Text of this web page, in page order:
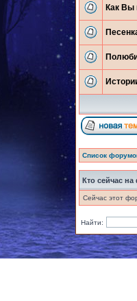
Как Вы
Список
Кто сейчас
Сейчас этот
Найти: